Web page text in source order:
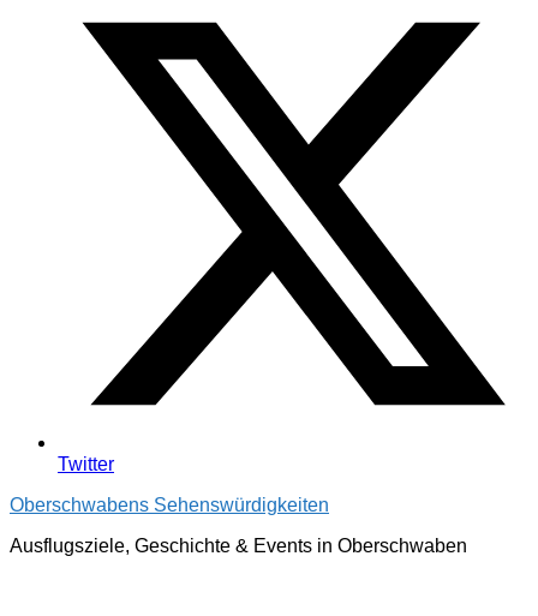
Twitter
Oberschwabens Sehenswürdigkeiten
Ausflugsziele, Geschichte & Events in Oberschwaben